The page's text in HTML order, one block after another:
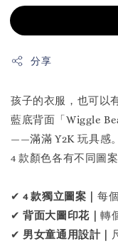
分享
孩子的衣服，也可以
藍底背面「Wiggle
——滿滿 Y2K 玩具感。
4 款顏色各有不同圖
✔4 款獨立圖案｜每
✔背面大圖印花｜轉
✔ 男女童通用設計｜